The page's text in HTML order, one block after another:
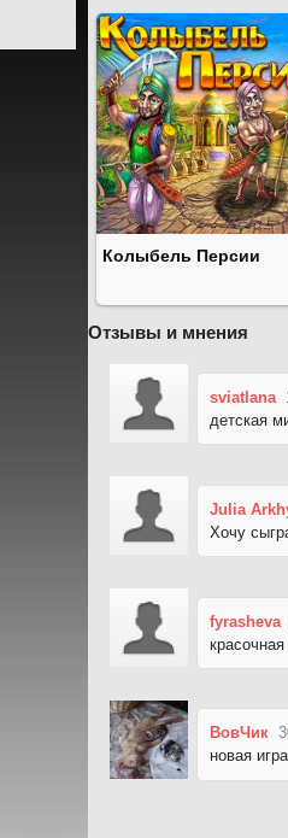
Колыбель Персии
Отзывы и мнения
sviatlana
детская
Julia
Хочу
fyrasheva
ВовЧик
новая